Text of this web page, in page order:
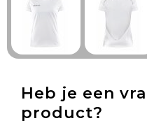
Eten & Drinken
Heb je een
product?